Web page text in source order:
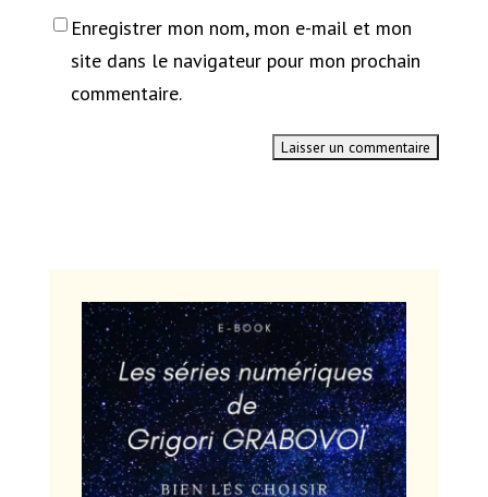
Enregistrer mon nom, mon e-mail et mon
site dans le navigateur pour mon prochain
commentaire.